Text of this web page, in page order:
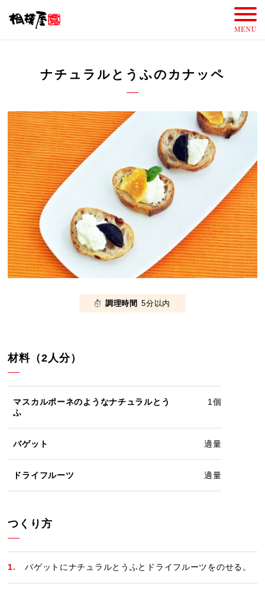
ナチュラルとうふのカナッペ
調理時間 5分以内
材料（2人分）
マスカルポーネのようなナチュラルとう
ふ
1個
バゲット 適量
ドライフルーツ 適量
つくり方
バゲットにナチュラルとうふとドライフルーツをのせる。